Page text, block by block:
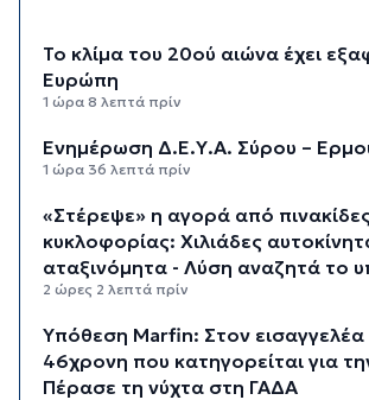
Το κλίμα του 20ού αιώνα έχει
Ευρώπη
1 ώρα 8 λεπτά πρίν
Ενημέρωση Δ.Ε.Υ.Α. Σύρου –
1 ώρα 36 λεπτά πρίν
«Στέρεψε» η αγορά από πινακίδες
κυκλοφορίας: Χιλιάδες
αταξινόμητα - Λύση αναζητά το
2 ώρες 2 λεπτά πρίν
Υπόθεση Marfin: Στον
46χρονη που κατηγορείται για
Πέρασε τη νύχτα στη ΓΑΔΑ